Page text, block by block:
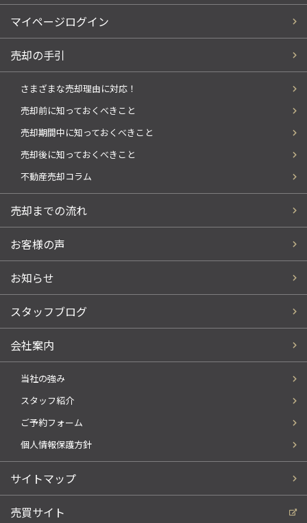
マイページログイン
売却の手引
さまざまな売却理由に対応！
売却前に知っておくべきこと
売却期間中に知っておくべきこと
売却後に知っておくべきこと
不動産売却コラム
売却までの流れ
お客様の声
お知らせ
スタッフブログ
会社案内
当社の強み
スタッフ紹介
ご予約フォーム
個人情報保護方針
サイトマップ
売買サイト